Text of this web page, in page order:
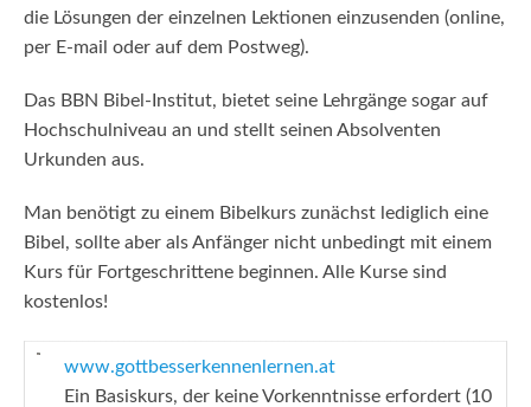
die Lösungen der einzelnen Lektionen einzusenden (online,
per E-mail oder auf dem Postweg).
Das BBN Bibel-Institut, bietet seine Lehrgänge sogar auf
Hochschulniveau an und stellt seinen Absolventen
Urkunden aus.
Man benötigt zu einem Bibelkurs zunächst lediglich eine
Bibel, sollte aber als Anfänger nicht unbedingt mit einem
Kurs für Fortgeschrittene beginnen. Alle Kurse sind
kostenlos!
www.gottbesserkennenlernen.at
Ein Basiskurs, der keine Vorkenntnisse erfordert (10